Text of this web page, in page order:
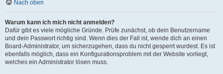
Nach oben
Warum kann ich mich nicht anmelden?
Dafür gibt es viele mögliche Gründe. Prüfe zunächst, ob dein Benutzername
und dein Passwort richtig sind. Wenn dies der Fall ist, wende dich an einen
Board-Administrator, um sicherzugehen, dass du nicht gesperrt wurdest. Es ist
ebenfalls möglich, dass ein Konfigurationsproblem mit der Website vorliegt,
welches ein Administrator lösen muss.